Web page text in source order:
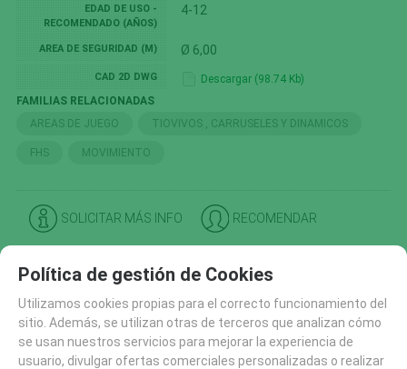
EDAD DE USO -
RECOMENDADO (AÑOS)
4-12
AREA DE SEGURIDAD (M) Ø 6,00
CAD 2D DWG
Descargar (98.74 Kb)
FAMILIAS RELACIONADAS
AREAS DE JUEGO
TIOVIVOS , CARRUSELES Y DINAMICOS
FHS MOVIMIENTO
SOLICITAR MÁS INFO RECOMENDAR
AREAS DE JUEGO
MATERIALES
MOBILIARIO URBANO (26)
SUELOS DE SEGURIDAD
Política de gestión de Cookies
Utilizamos cookies propias para el correcto funcionamiento del
sitio. Además, se utilizan otras de terceros que analizan cómo
se usan nuestros servicios para mejorar la experiencia de
usuario, divulgar ofertas comerciales personalizadas o realizar